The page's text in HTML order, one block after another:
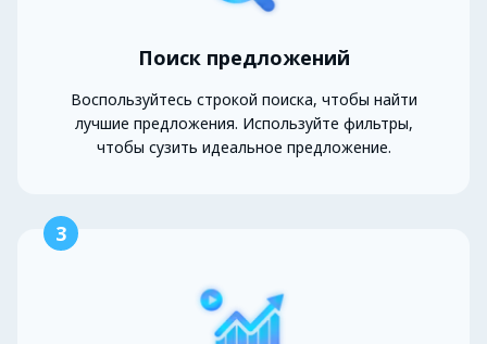
Поиск предложений
Воспользуйтесь строкой поиска, чтобы найти
лучшие предложения. Используйте фильтры,
чтобы сузить идеальное предложение.
3